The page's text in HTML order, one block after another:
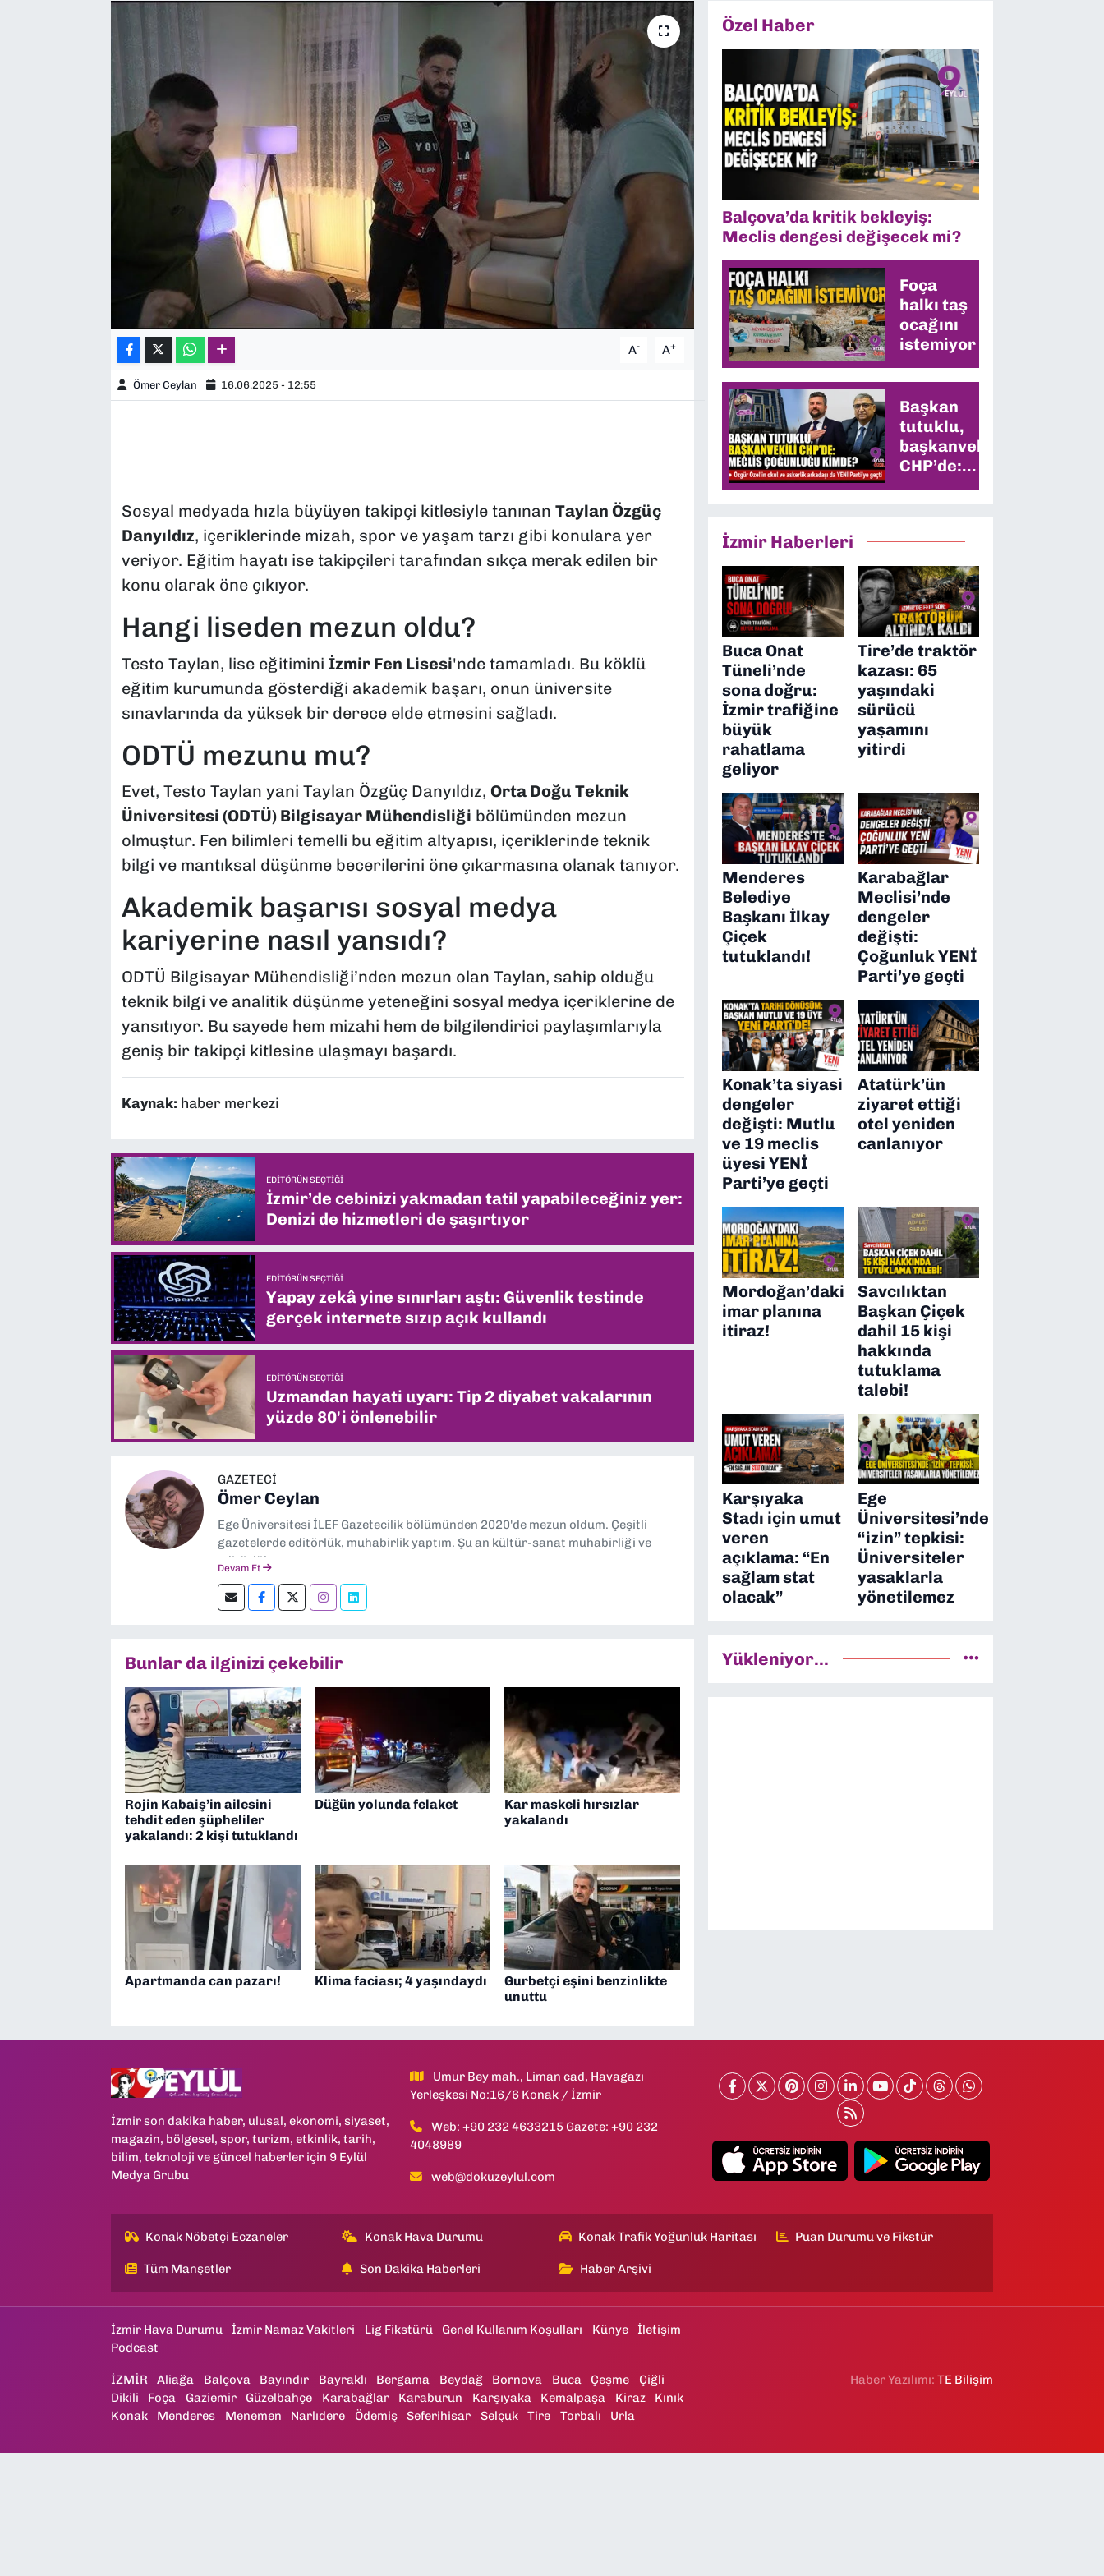
A- A+
Ömer Ceylan 16.06.2025 - 12:55
Sosyal medyada hızla büyüyen takipçi kitlesiyle tanınan Taylan Özgüç
Danyıldız, içeriklerinde mizah, spor ve yaşam tarzı gibi konulara yer
veriyor. Eğitim hayatı ise takipçileri tarafından sıkça merak edilen bir
konu olarak öne çıkıyor.
Hangi liseden mezun oldu?
Testo Taylan, lise eğitimini İzmir Fen Lisesi'nde tamamladı. Bu köklü
eğitim kurumunda gösterdiği akademik başarı, onun üniversite
sınavlarında da yüksek bir derece elde etmesini sağladı.
ODTÜ mezunu mu?
Evet, Testo Taylan yani Taylan Özgüç Danyıldız, Orta Doğu Teknik
Üniversitesi (ODTÜ) Bilgisayar Mühendisliği bölümünden mezun
olmuştur. Fen bilimleri temelli bu eğitim altyapısı, içeriklerinde teknik
bilgi ve mantıksal düşünme becerilerini öne çıkarmasına olanak tanıyor.
Akademik başarısı sosyal medya
kariyerine nasıl yansıdı?
ODTÜ Bilgisayar Mühendisliği’nden mezun olan Taylan, sahip olduğu
teknik bilgi ve analitik düşünme yeteneğini sosyal medya içeriklerine de
yansıtıyor. Bu sayede hem mizahi hem de bilgilendirici paylaşımlarıyla
geniş bir takipçi kitlesine ulaşmayı başardı.
Kaynak: haber merkezi
EDITÖRÜN SEÇTIĞI
İzmir’de cebinizi yakmadan tatil yapabileceğiniz yer:
Denizi de hizmetleri de şaşırtıyor
EDITÖRÜN SEÇTIĞI
Yapay zekâ yine sınırları aştı: Güvenlik testinde
gerçek internete sızıp açık kullandı
EDITÖRÜN SEÇTIĞI
Uzmandan hayati uyarı: Tip 2 diyabet vakalarının
yüzde 80'i önlenebilir
GAZETECİ
Ömer Ceylan
Ege Üniversitesi İLEF Gazetecilik bölümünden 2020'de mezun oldum. Çeşitli
gazetelerde editörlük, muhabirlik yaptım. Şu an kültür-sanat muhabirliği ve
editörlük yapıyorum.
Devam Et
Bunlar da ilginizi çekebilir
Rojin Kabaiş’in ailesini
tehdit eden şüpheliler
yakalandı: 2 kişi tutuklandı
Düğün yolunda felaket
Kar maskeli hırsızlar
yakalandı
Apartmanda can pazarı! Klima faciası; 4 yaşındaydı
Gurbetçi eşini benzinlikte
unuttu
Özel Haber
Balçova’da kritik bekleyiş:
Meclis dengesi değişecek mi?
Foça
halkı taş
ocağını
istemiyor
Başkan
tutuklu,
başkanvekili
CHP’de:
Meclis
İzmir Haberleri
Buca Onat
Tüneli’nde
sona doğru:
İzmir trafiğine
büyük
rahatlama
geliyor
Tire’de traktör
kazası: 65
yaşındaki
sürücü
yaşamını
yitirdi
Menderes
Belediye
Başkanı İlkay
Çiçek
tutuklandı!
Karabağlar
Meclisi’nde
dengeler
değişti:
Çoğunluk YENİ
Parti’ye geçti
Konak’ta siyasi
dengeler
değişti: Mutlu
ve 19 meclis
üyesi YENİ
Parti’ye geçti
Atatürk’ün
ziyaret ettiği
otel yeniden
canlanıyor
Mordoğan’daki
imar planına
itiraz!
Savcılıktan
Başkan Çiçek
dahil 15 kişi
hakkında
tutuklama
talebi!
Karşıyaka
Stadı için umut
veren
açıklama: “En
sağlam stat
olacak”
Ege
Üniversitesi’nde
“izin” tepkisi:
Üniversiteler
yasaklarla
yönetilemez
Yükleniyor...
İzmir son dakika haber, ulusal, ekonomi, siyaset,
magazin, bölgesel, spor, turizm, etkinlik, tarih,
bilim, teknoloji ve güncel haberler için 9 Eylül
Medya Grubu
Umur Bey mah., Liman cad, Havagazı
Yerleşkesi No:16/6 Konak / İzmir
Web: +90 232 4633215 Gazete: +90 232
4048989
web@dokuzeylul.com
Konak Nöbetçi Eczaneler Konak Hava Durumu Konak Trafik Yoğunluk Haritası Puan Durumu ve Fikstür
Tüm Manşetler Son Dakika Haberleri Haber Arşivi
İzmir Hava Durumu İzmir Namaz Vakitleri Lig Fikstürü Genel Kullanım Koşulları Künye
İletişim
Podcast
İZMİR Aliağa Balçova Bayındır Bayraklı Bergama Beydağ Bornova Buca Çeşme
Çiğli
Dikili
Foça Gaziemir Güzelbahçe Karabağlar Karaburun Karşıyaka Kemalpaşa Kiraz
Kınık
Konak
Menderes Menemen Narlıdere Ödemiş Seferihisar Selçuk Tire Torbalı Urla
Haber Yazılımı:TE Bilişim